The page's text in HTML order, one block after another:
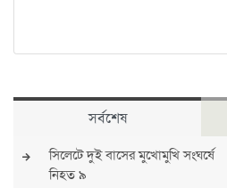
সর্বশেষ
সিলেটে দুই বাসের মুখোমুখি সংঘর্ষে
নিহত ৯